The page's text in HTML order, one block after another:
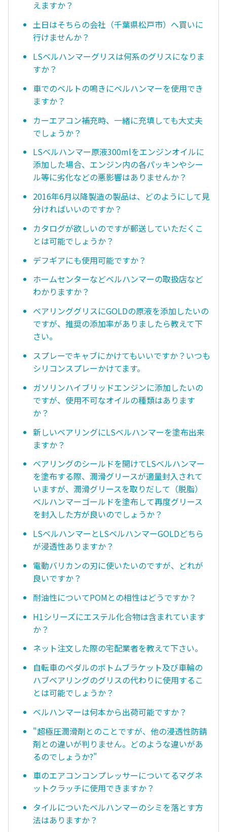
えますか？
土日はそちらの会社（千葉県松戸市）へ買いに
行けませんか？
LSベルハンマーグリスは何系のグリスになりま
すか？
車でのベルトの鳴きにベルハンマーを使用でき
ますか？
カーエアコン補充時、一緒に充填しても大丈夫
でしょうか？
LSベルハンマー原液300mlをエンジンオイルに
添加した場合、エンジン内の各パッキンやシー
ル等に劣化などの悪影響はありませんか？
2016年6月以降製造の製品は、どのようにして見
分ければいいのですか？
カタログが欲しいのですが郵送していただくこ
とは可能でしょうか？
デフギアにも使用可能ですか？
ホームセンターなどベルハンマーの取扱店など
わかりますか？
ベアリンググリスにGOLDの原液を添加したいの
ですが、推奨の添加率がありましたら教えて下
さい。
スプレーでキャブにかけてもいいですか？いつも
シリコンスプレーかけてます。
ガソリンハイブリッドエンジンに添加したいの
ですが、使用不可なオイルの種類はあります
か？
新しいベアリングにLSベルハンマーを塗布出来
ますか？
ベアリングのシールドを開けてLSベルハンマー
を塗布する際、潤滑グリースが適量封入されて
いますが、潤滑グリースを取りだして（脱脂）
ベルハンマーゴールドを塗布して再度グリース
を封入した方が良いのでしょうか？
LSベルハンマーとLSベルハンマーGOLDどちら
が浸透性ありますか？
電動バリカンの刃に使いたいのですが、どれが
良いですか？
耐油性についてPOMとの相性はどうですか？
H1シリーズにエステル化合物は含まれています
か？
ネット注文した際の宅配業者を教えて下さい。
自転車のペダルのボトムブラケット及び車輪の
ハブベアリングのグリスの代わりに使用するこ
とは可能でしょうか？
ベルハンマーは何本から出荷可能ですか？
"超極圧潤滑剤とのことですが、他の浸透性防錆
剤との違いが判りません。どのような違いがあ
るのでしょうか?"
車のエアコンコンプレッサーについてるマグネ
ットクラッチに使用できますか？
タイルについたベルハンマーのシミを落とす方
法はありますか？